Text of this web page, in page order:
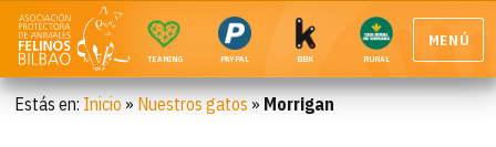
TEAMING PAYPAL BBK RURAL
MENÚ
Estás en: Inicio » Nuestros gatos » Morrigan